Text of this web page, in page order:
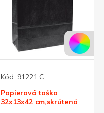
Kód: 91221.C
Papierová taška
32x13x42 cm,skrútená